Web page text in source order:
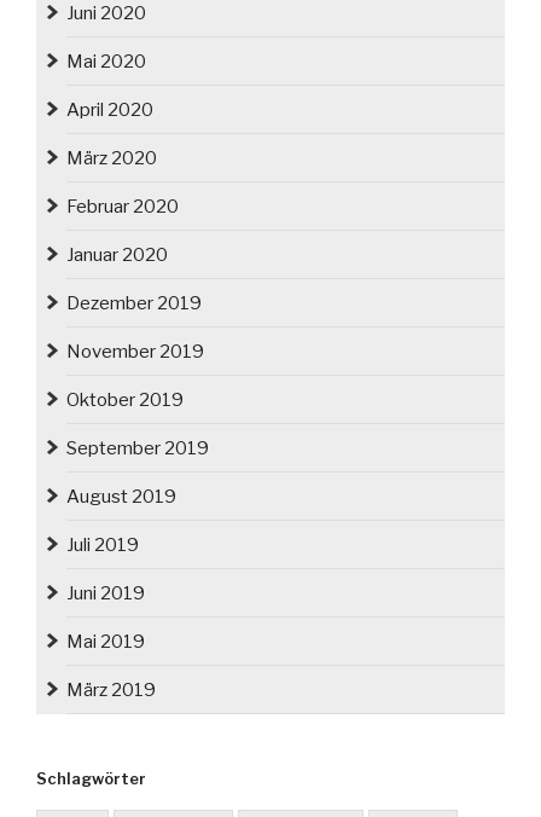
Juni 2020
Mai 2020
April 2020
März 2020
Februar 2020
Januar 2020
Dezember 2019
November 2019
Oktober 2019
September 2019
August 2019
Juli 2019
Juni 2019
Mai 2019
März 2019
Schlagwörter